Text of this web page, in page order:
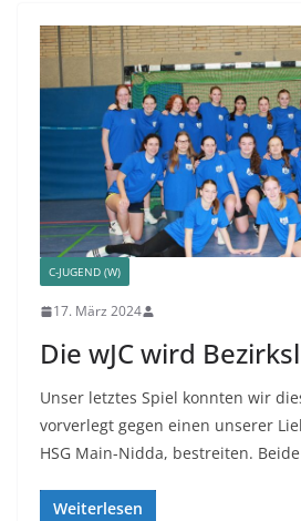
C-JUGEND (W)
17. März 2024
Die wJC wird
Unser letztes Spiel konnten wir
vorverlegt gegen einen unserer
HSG Main-Nidda, bestreiten.
Weiterlesen